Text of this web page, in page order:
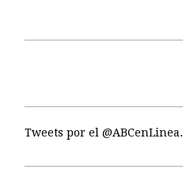
Tweets por el @ABCenLinea.